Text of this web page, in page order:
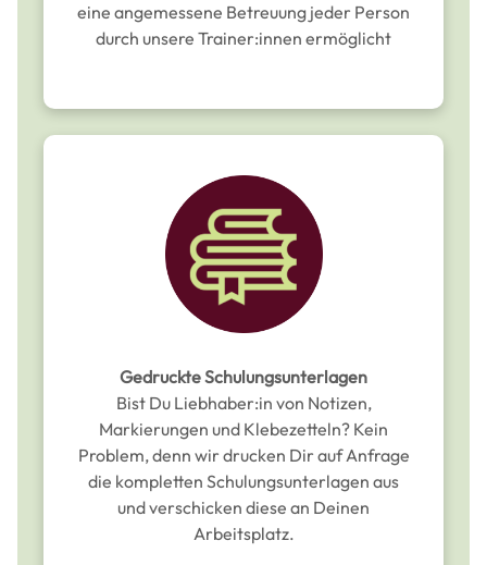
eine angemessene Betreuung jeder Person
durch unsere Trainer:innen ermöglicht
Gedruckte Schulungsunterlagen
Bist Du Liebhaber:in von Notizen,
Markierungen und Klebezetteln? Kein
Problem, denn wir drucken Dir auf Anfrage
die kompletten Schulungsunterlagen aus
und verschicken diese an Deinen
Arbeitsplatz.